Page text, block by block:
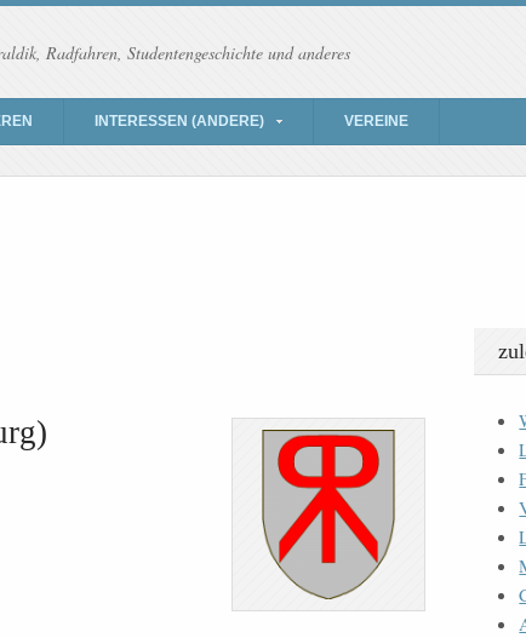
Radfahren, Studentengeschichte und anderes
INTERESSEN (ANDERE) VEREINE